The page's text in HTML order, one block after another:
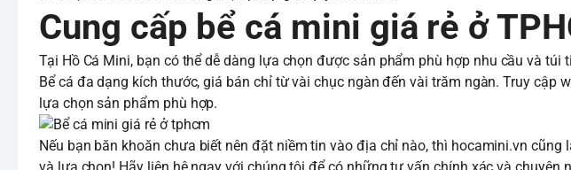
Cung cấp bể cá mini giá rẻ ở
Tại Hồ Cá Mini, bạn có thể dễ dàng lựa chọn được sản phẩm phù hợp nhu cầu và túi
Bể cá đa dạng kích thước, giá bán chỉ từ vài chục ngàn đến vài trăm ngàn. Truy cập
lựa chọn sản phẩm phù hợp.
Nếu bạn băn khoăn chưa biết nên đặt niềm tin vào địa chỉ nào, thì hocamini.vn